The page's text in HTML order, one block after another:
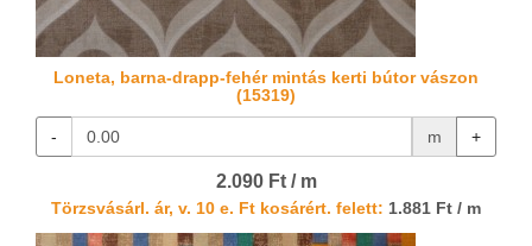
Loneta, barna-drapp-fehér mintás kerti bútor vászon
(15319)
- m +
2.090 Ft / m
Törzsvásárl. ár, v. 10 e. Ft kosárért. felett: 1.881 Ft / m